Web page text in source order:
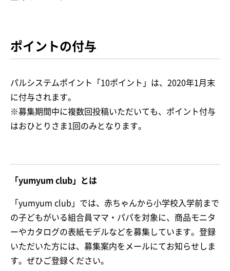
ポイントの付与
パルシステムポイント「10ポイント」は、2020年1月末
に付与されます。
※募集期間中に複数回投稿いただいても、ポイント付与
はおひとりさま1回のみとなります。
「yumyum club」とは
「yumyum club」では、赤ちゃんから小学校入学前まで
の子どもがいる組合員ママ・パパを対象に、商品モニタ
ーやカタログの表紙モデルなどを募集しています。登録
いただいた方には、募集案内をメールにてお知らせしま
す。ぜひご登録ください。